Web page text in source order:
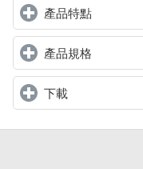
產品特點click to
產品規格
下載click to